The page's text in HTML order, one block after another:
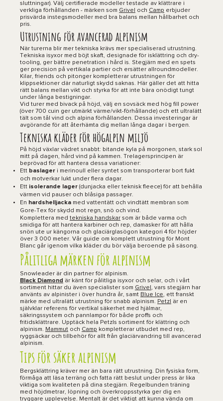
sluttningar). Välj certifierade modeller testade av klättrare i
verkliga förhållanden - märken som Grivel och Camp erbjuder
prisvärda instegsmodeller med bra balans mellan hållbarhet och
pris.
Utrustning för avancerad alpinism
När turerna blir mer tekniska krävs mer specialiserad utrustning.
Tekniska isyxor med böjt skaft, designade för isklättring och dry-
tooling, ger bättre penetration i hård is. Stegjärn med en spets
ger precision på vertikala partier och ersätter allroundmodeller.
Kilar, friends och pitonger kompletterar utrustningen för
klippsektioner där naturligt skydd saknas. Här gäller det att hitta
rätt balans mellan vikt och styrka för att inte bära onödigt tungt
under långa bestigningar.
Vid turer med bivack på höjd, välj en sovsäck med hög fill power
(över 700 cuin ger utmärkt värme/vikt-förhållande) och ett ultralätt
tält som tål vind och alpina förhållanden. Dessa investeringar är
avgörande för att återhämta dig mellan långa dagar i bergen.
Tekniska kläder för högalpin miljö
På höjd växlar vädret snabbt: bitande kyla på morgonen, stark sol
mitt på dagen, hård vind på kammen. Trelagersprincipen är
beprövad för att hantera dessa variationer:
Ett baslager i merinoull eller syntet som transporterar bort fukt
och motverkar lukt under flera dagar.
Ett isolerande lager (dunjacka eller teknisk fleece) för att behålla
värmen vid pauser och blåsiga passager.
En hardshelljacka med vattentätt och vindtätt membran som
Gore-Tex för skydd mot regn, snö och vind.
Komplettera med tekniska handskar som är både varma och
smidiga för att hantera karbiner och rep, damasker för att hålla
snön ute ur kängorna och glaciärglasögon kategori 4 för höjder
över 3 000 meter. Vår guide om komplett utrustning för Mont
Blanc går igenom vilka kläder du bör välja beroende på säsong.
Pålitliga märken för alpinism
Snowleader är din partner för alpinism.
Black Diamond är känt för pålitliga isyxor och selar, och i vårt
sortiment hittar du även specialister som Grivel , vars stegjärn har
använts av alpinister i över hundra år, samt Blue Ice, ett franskt
märke med ultralätt utrustning för snabb alpinism. Petzl är en
självklar referens för vertikal säkerhet med hjälmar,
säkringssystem och pannlampor för både proffs och
fritidsklättrare. Upptäck hela Petzls sortiment för klättring och
alpinism. Mammut och Camp kompletterar utbudet med rep,
ryggsäckar och tillbehör för allt från glaciärvandring till avancerad
alpinism.
Tips för säker alpinism
Bergsklättring kräver mer än bara rätt utrustning. Din fysiska form,
förmåga att läsa terräng och fatta rätt beslut under press är lika
viktiga som kvaliteten på dina stegjärn. Regelbunden träning
med höjdmetrar, löpning och överkroppsstyrka ger dig en
tryggare upplevelse. Mentalt är det viktigt att kunna vända om